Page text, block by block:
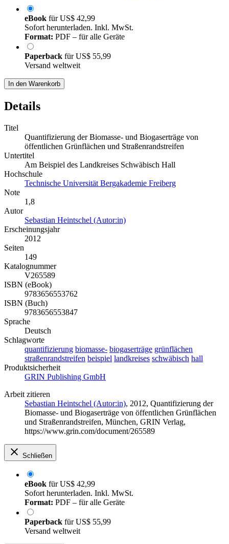
eBook fürUS$ 42,99
Sofort herunterladen. Inkl. MwSt.
Format: PDF – für alle Geräte
Paperback fürUS$ 55,99
Versand weltweit
In den Warenkorb
Details
Titel
Quantifizierung der Biomasse- und Biogaserträge von
öffentlichen Grünflächen und Straßenrandstreifen
Untertitel
Am Beispiel des Landkreises Schwäbisch Hall
Hochschule
Technische Universität Bergakademie Freiberg
Note
1,8
Autor
Sebastian Heintschel (Autor:in)
Erscheinungsjahr
2012
Seiten
149
Katalognummer
V265589
ISBN (eBook)
9783656553762
ISBN (Buch)
9783656553847
Sprache
Deutsch
Schlagworte
quantifizierung biomasse- biogaserträge grünflächen
straßenrandstreifen beispiel landkreises schwäbisch hall
Produktsicherheit
GRIN Publishing GmbH
Arbeit zitieren
Sebastian Heintschel (Autor:in), 2012, Quantifizierung der
Biomasse- und Biogaserträge von öffentlichen Grünflächen
und Straßenrandstreifen, München, GRIN Verlag,
https://www.grin.com/document/265589
Schließen
eBook fürUS$ 42,99
Sofort herunterladen. Inkl. MwSt.
Format: PDF – für alle Geräte
Paperback fürUS$ 55,99
Versand weltweit